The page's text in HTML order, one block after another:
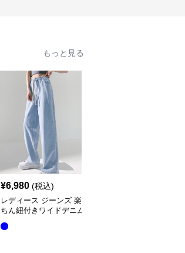
もっと見る
¥6,980 (税込)
レディース ジーンズ 楽
ちん紐付きワイドデニム